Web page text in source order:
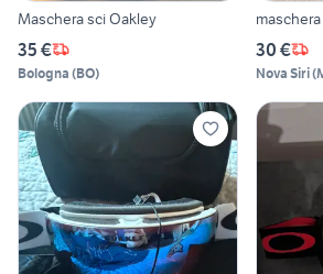
Maschera sci Oakley
35 €
Bologna (BO)
30 €
Nova Siri(